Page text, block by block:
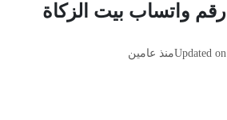
رقم واتساب بيت الزكاة
Updated onمنذ عامين